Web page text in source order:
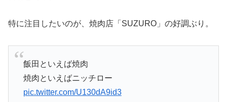
特に注目したいのが、焼肉店「SUZURO」の好調ぶり。
飯田といえば焼肉
焼肉といえばニッチロー
pic.twitter.com/U130dA9id3